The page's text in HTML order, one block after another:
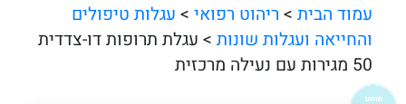
עמוד הבית > ריהוט רפואי > עגלות טיפולים
והחייאה ועגלות שונות > עגלת תרופות דו-צדדית
50 מגירות עם נעילה מרכזית